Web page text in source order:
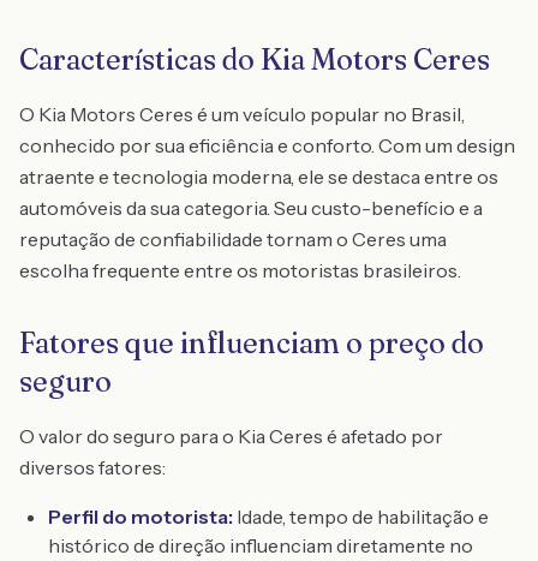
Características do Kia Motors Ceres
O Kia Motors Ceres é um veículo popular no Brasil,
conhecido por sua eficiência e conforto. Com um design
atraente e tecnologia moderna, ele se destaca entre os
automóveis da sua categoria. Seu custo-benefício e a
reputação de confiabilidade tornam o Ceres uma
escolha frequente entre os motoristas brasileiros.
Fatores que influenciam o preço do
seguro
O valor do seguro para o Kia Ceres é afetado por
diversos fatores:
Perfil do motorista: Idade, tempo de habilitação e
histórico de direção influenciam diretamente no